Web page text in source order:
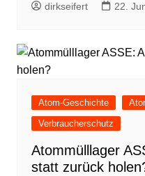
dirkseifert 22.
Atom-Geschichte
Verbraucherschutz
Atommülllager
statt zurück